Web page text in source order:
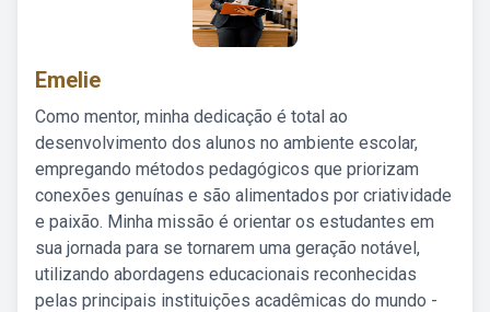
Emelie
Como mentor, minha dedicação é total ao
desenvolvimento dos alunos no ambiente escolar,
empregando métodos pedagógicos que priorizam
conexões genuínas e são alimentados por criatividade
e paixão. Minha missão é orientar os estudantes em
sua jornada para se tornarem uma geração notável,
utilizando abordagens educacionais reconhecidas
pelas principais instituições acadêmicas do mundo -